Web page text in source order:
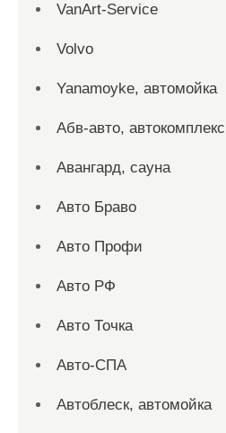
VanArt-Service
Volvo
Yanamoyke, автомойка
Абв-авто, автокомплекс
Авангард, сауна
Авто Браво
Авто Профи
Авто РФ
Авто Точка
Авто-СПА
Автоблеск, автомойка